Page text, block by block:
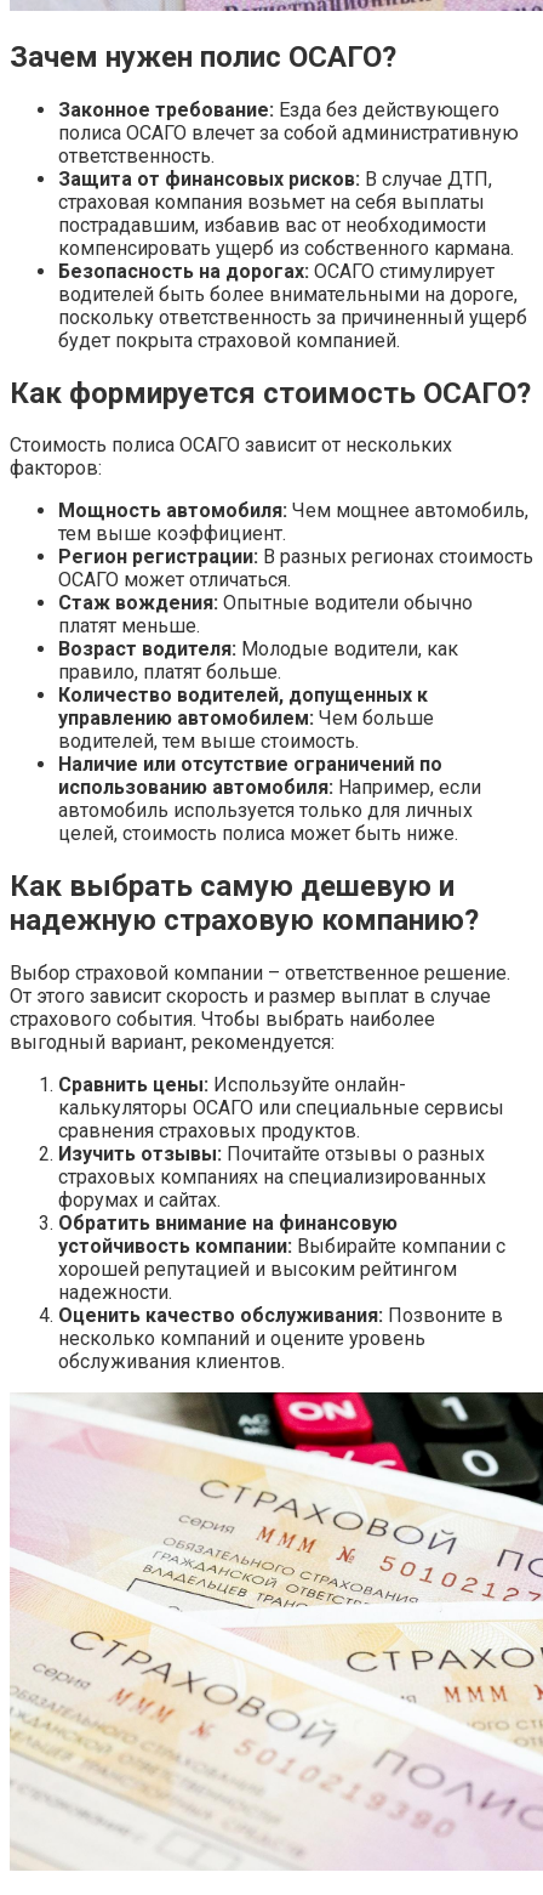
Зачем нужен полис ОСАГО?
Законное требование: Езда без действующего
полиса ОСАГО влечет за собой административную
ответственность.
Защита от финансовых рисков: В случае ДТП,
страховая компания возьмет на себя выплаты
пострадавшим, избавив вас от необходимости
компенсировать ущерб из собственного кармана.
Безопасность на дорогах: ОСАГО стимулирует
водителей быть более внимательными на дороге,
поскольку ответственность за причиненный ущерб
будет покрыта страховой компанией.
Как формируется стоимость ОСАГО?
Стоимость полиса ОСАГО зависит от нескольких
факторов:
Мощность автомобиля: Чем мощнее автомобиль,
тем выше коэффициент.
Регион регистрации: В разных регионах стоимость
ОСАГО может отличаться.
Стаж вождения: Опытные водители обычно
платят меньше.
Возраст водителя: Молодые водители, как
правило, платят больше.
Количество водителей, допущенных к
управлению автомобилем: Чем больше
водителей, тем выше стоимость.
Наличие или отсутствие ограничений по
использованию автомобиля: Например, если
автомобиль используется только для личных
целей, стоимость полиса может быть ниже.
Как выбрать самую дешевую и
надежную страховую компанию?
Выбор страховой компании – ответственное решение.
От этого зависит скорость и размер выплат в случае
страхового события. Чтобы выбрать наиболее
выгодный вариант, рекомендуется:
Сравнить цены: Используйте онлайн-
калькуляторы ОСАГО или специальные сервисы
сравнения страховых продуктов.
Изучить отзывы: Почитайте отзывы о разных
страховых компаниях на специализированных
форумах и сайтах.
Обратить внимание на финансовую
устойчивость компании: Выбирайте компании с
хорошей репутацией и высоким рейтингом
надежности.
Оценить качество обслуживания: Позвоните в
несколько компаний и оцените уровень
обслуживания клиентов.